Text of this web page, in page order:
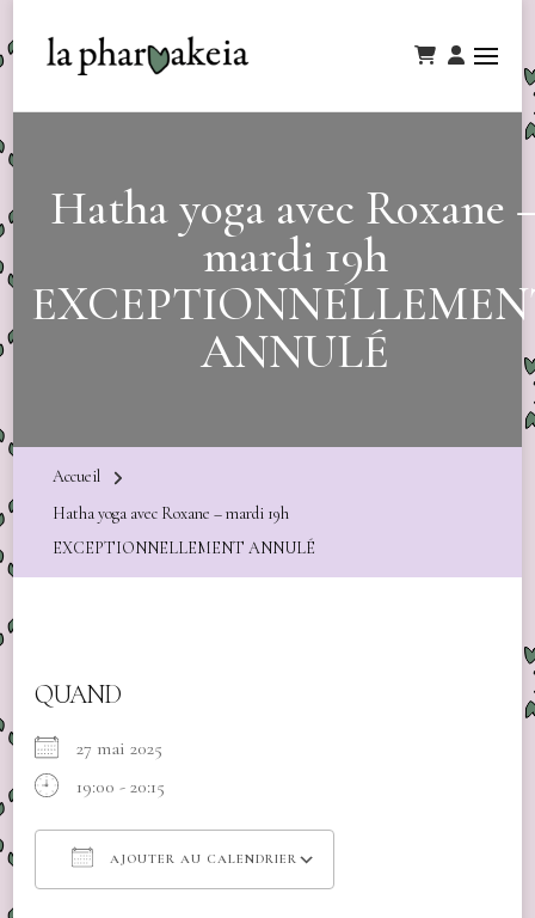
Hatha yoga avec Roxane
mardi 19h
ANNULÉ
Accueil
Hatha yoga avec Roxane – mardi 19h
EXCEPTIONNELLEMENT ANNULÉ
QUAND
27 mai 2025
19:00 - 20:15
AJOUTER AU CALENDRIER